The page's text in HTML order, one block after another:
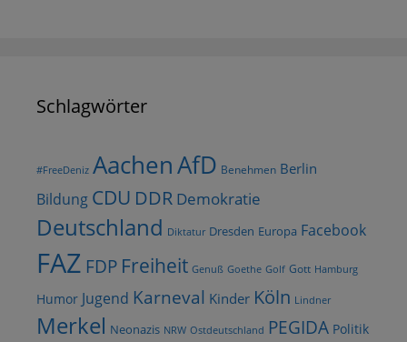
Schlagwörter
#FreeDeniz AachenAfD Benehmen Berlin
Bildung CDU DDR Demokratie
Deutschland Diktatur Dresden Europa Facebook
FAZ FDP Freiheit Genuß Goethe Golf Gott Hamburg
Humor Jugend Karneval Kinder Köln Lindner
Merkel Neonazis NRW Ostdeutschland PEGIDA Politik